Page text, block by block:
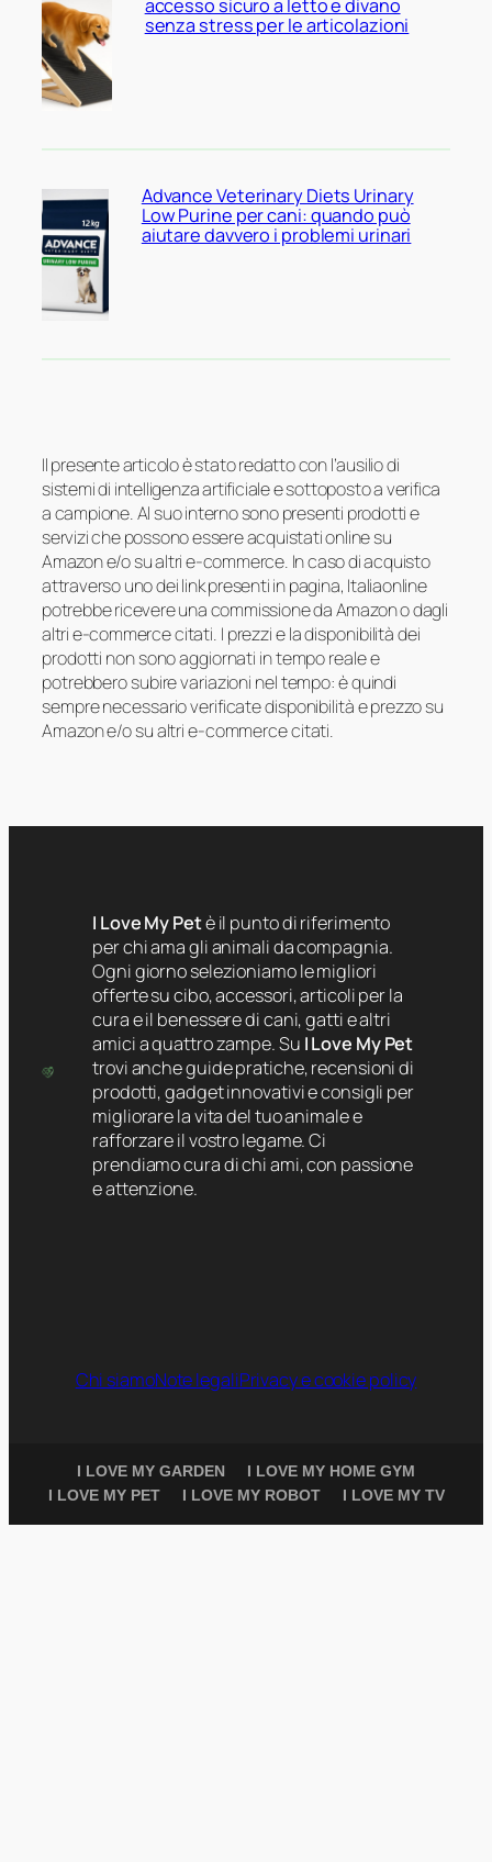
accesso sicuro a letto e divano
senza stress per le articolazioni
Advance Veterinary Diets Urinary
Low Purine per cani: quando può
aiutare davvero i problemi urinari
Il presente articolo è stato redatto con l’ausilio di
sistemi di intelligenza artificiale e sottoposto a verifica
a campione. Al suo interno sono presenti prodotti e
servizi che possono essere acquistati online su
Amazon e/o su altri e-commerce. In caso di acquisto
attraverso uno dei link presenti in pagina, Italiaonline
potrebbe ricevere una commissione da Amazon o dagli
altri e-commerce citati. I prezzi e la disponibilità dei
prodotti non sono aggiornati in tempo reale e
potrebbero subire variazioni nel tempo: è quindi
sempre necessario verificate disponibilità e prezzo su
Amazon e/o su altri e-commerce citati.
I Love My Petè il punto di riferimento
per chi ama gli animali da compagnia.
Ogni giorno selezioniamo le migliori
offerte su cibo, accessori, articoli per la
cura e il benessere di cani, gatti e altri
amici a quattro zampe. Su I Love My Pet
trovi anche guide pratiche, recensioni di
prodotti, gadget innovativi e consigli per
migliorare la vita del tuo animale e
rafforzare il vostro legame. Ci
prendiamo cura di chi ami, con passione
e attenzione.
Chi siamoNote legaliPrivacy e cookie policy
I LOVE MY GARDEN
I LOVE MY HOME GYM
I LOVE MY PET
I LOVE MY ROBOT I LOVE MY TV